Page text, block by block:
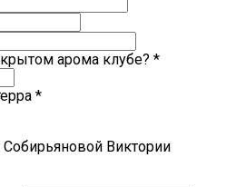
арома клубе? *
*
Виктории